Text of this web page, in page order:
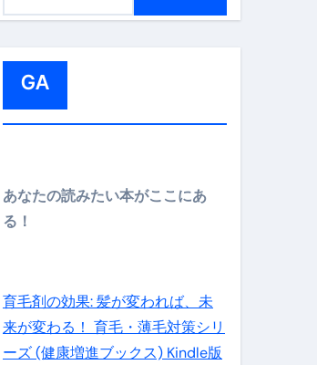
GA
あなたの読みたい本がここにあ
る！
育毛剤の効果: 髪が変われば、未
来が変わる！ 育毛・薄毛対策シリ
ーズ (健康増進ブックス) Kindle版